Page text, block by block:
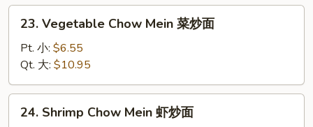
炒
Vegetable
Chow
Mein
菜
炒
23. Vegetable Chow Mein 菜炒面
Pt. 小: $6.55
Qt. 大: $10.95
Shrimp
24. Shrimp Chow Mein 虾炒面